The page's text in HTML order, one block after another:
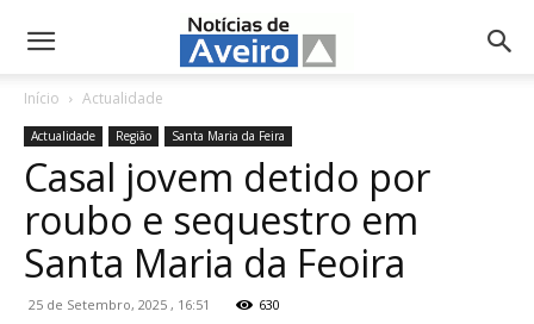
NotíciasdeAveiro.pt
Início Actualidade
Actualidade Região Santa Maria da Feira
Casal jovem detido por
roubo e sequestro em
Santa Maria da Feoira
25 de Setembro, 2025 , 16:51 630